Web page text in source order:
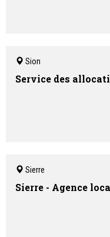
Sion
Service des
Sierre
Sierre - Agence